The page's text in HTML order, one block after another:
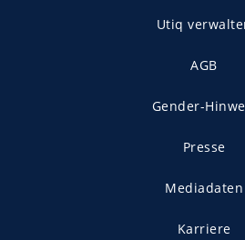
Utiq
AGB
Gender-
Presse
Mediadaten
Karriere